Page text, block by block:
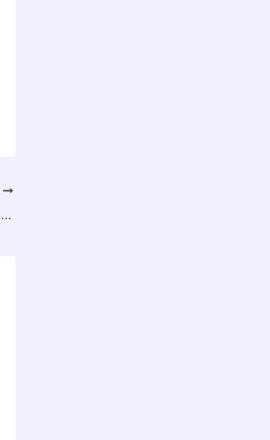
Kuo skiriasi urologas nuo nefrologo?